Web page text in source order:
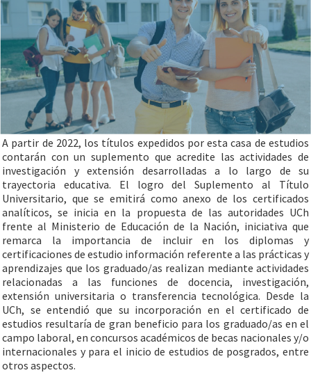
A partir de 2022, los títulos expedidos por esta casa de estudios
contarán con un suplemento que acredite las actividades de
investigación y extensión desarrolladas a lo largo de su
trayectoria educativa. El logro del Suplemento al Título
Universitario, que se emitirá como anexo de los certificados
analíticos, se inicia en la propuesta de las autoridades UCh
frente al Ministerio de Educación de la Nación, iniciativa que
remarca la importancia de incluir en los diplomas y
certificaciones de estudio información referente a las prácticas y
aprendizajes que los graduado/as realizan mediante actividades
relacionadas a las funciones de docencia, investigación,
extensión universitaria o transferencia tecnológica. Desde la
UCh, se entendió que su incorporación en el certificado de
estudios resultaría de gran beneficio para los graduado/as en el
campo laboral, en concursos académicos de becas nacionales y/o
internacionales y para el inicio de estudios de posgrados, entre
otros aspectos.